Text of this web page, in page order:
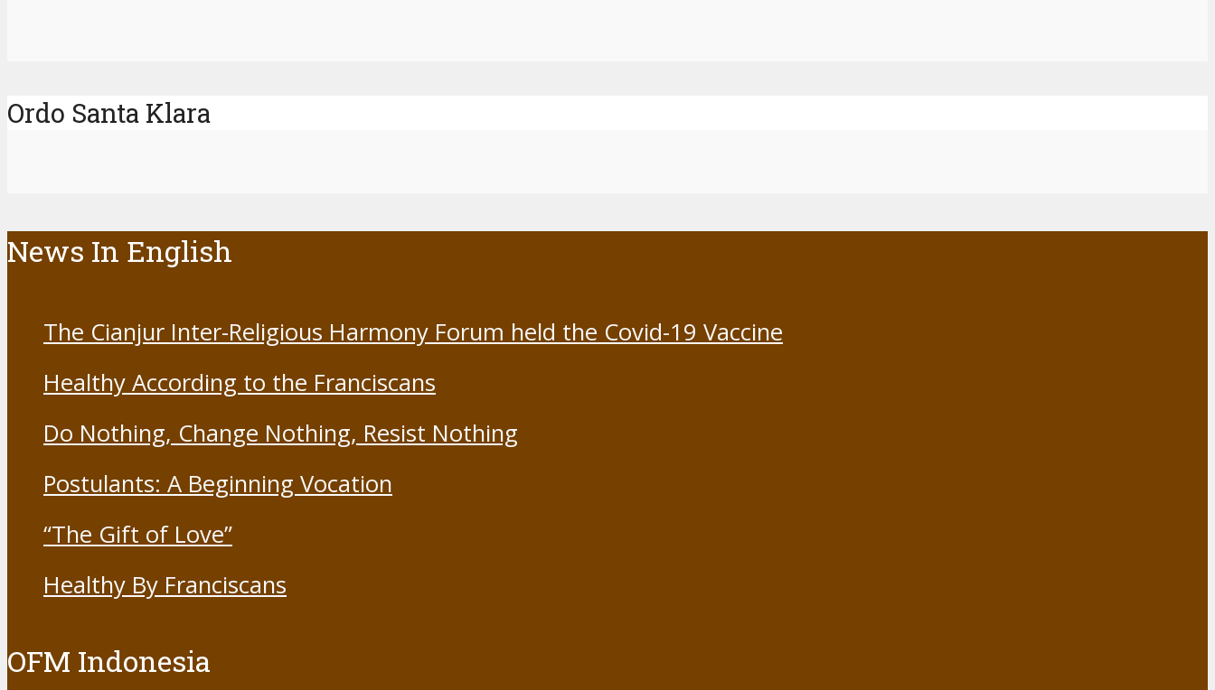
Ordo Santa Klara
News In English
The Cianjur Inter-Religious Harmony Forum held the Covid-19 Vaccine
Healthy According to the Franciscans
Do Nothing, Change Nothing, Resist Nothing
Postulants: A Beginning Vocation
“The Gift of Love”
Healthy By Franciscans
OFM Indonesia